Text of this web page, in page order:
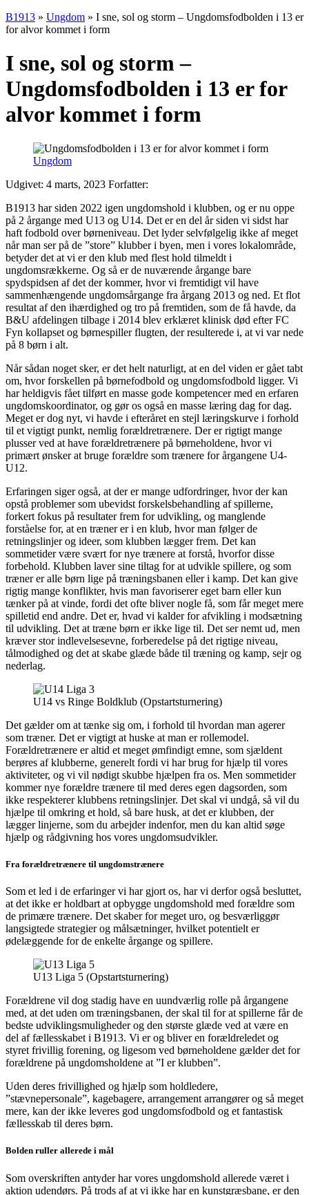
B1913 » Ungdom » I sne, sol og storm – Ungdomsfodbolden i 13 er
for alvor kommet i form
I sne, sol og storm –
Ungdomsfodbolden i 13 er for
alvor kommet i form
Ungdom
Udgivet: 4 marts, 2023 Forfatter:
B1913 har siden 2022 igen ungdomshold i klubben, og er nu oppe
på 2 årgange med U13 og U14. Det er en del år siden vi sidst har
haft fodbold over børneniveau. Det lyder selvfølgelig ikke af meget
når man ser på de ”store” klubber i byen, men i vores lokalområde,
betyder det at vi er den klub med flest hold tilmeldt i
ungdomsrækkerne. Og så er de nuværende årgange bare
spydspidsen af det der kommer, hvor vi fremtidigt vil have
sammenhængende ungdomsårgange fra årgang 2013 og ned. Et flot
resultat af den ihærdighed og tro på fremtiden, som de få havde, da
B&U afdelingen tilbage i 2014 blev erklæret klinisk død efter FC
Fyn kollapset og børnespiller flugten, der resulterede i, at vi var nede
på 8 børn i alt.
Når sådan noget sker, er det helt naturligt, at en del viden er gået tabt
om, hvor forskellen på børnefodbold og ungdomsfodbold ligger. Vi
har heldigvis fået tilført en masse gode kompetencer med en erfaren
ungdomskoordinator, og gør os også en masse læring dag for dag.
Meget er dog nyt, vi havde i efteråret en stejl læringskurve i forhold
til et vigtigt punkt, nemlig forældretrænere. Der er rigtigt mange
plusser ved at have forældretrænere på børneholdene, hvor vi
primært ønsker at bruge forældre som trænere for årgangene U4-
U12.
Erfaringen siger også, at der er mange udfordringer, hvor der kan
opstå problemer som ubevidst forskelsbehandling af spillerne,
forkert fokus på resultater frem for udvikling, og manglende
forståelse for, at en træner er i en klub, hvor man følger de
retningslinjer og ideer, som klubben lægger frem. Det kan
sommetider være svært for nye trænere at forstå, hvorfor disse
forbehold. Klubben laver sine tiltag for at udvikle spillere, og som
træner er alle børn lige på træningsbanen eller i kamp. Det kan give
rigtig mange konflikter, hvis man favoriserer eget barn eller kun
tænker på at vinde, fordi det ofte bliver nogle få, som får meget mere
spilletid end andre. Det er, hvad vi kalder for afvikling i modsætning
til udvikling. Det at træne børn er ikke lige til. Det ser nemt ud, men
kræver stor indlevelsesevne, forberedelse på det rigtige niveau,
tålmodighed og det at skabe glæde både til træning og kamp, sejr og
nederlag.
U14 vs Ringe Boldklub (Opstartsturnering)
Det gælder om at tænke sig om, i forhold til hvordan man agerer
som træner. Det er vigtigt at huske at man er rollemodel.
Forældretrænere er altid et meget ømfindigt emne, som sjældent
berøres af klubberne, generelt fordi vi har brug for hjælp til vores
aktiviteter, og vi vil nødigt skubbe hjælpen fra os. Men sommetider
kommer nye forældre trænere til med deres egen dagsorden, som
ikke respekterer klubbens retningslinjer. Det skal vi undgå, så vil du
hjælpe til omkring et hold, så bare husk, at det er klubben, der
lægger linjerne, som du arbejder indenfor, men du kan altid søge
hjælp og rådgivning hos vores ungdomsudvikler.
Fra forældretrænere til ungdomstrænere
Som et led i de erfaringer vi har gjort os, har vi derfor også besluttet,
at det ikke er holdbart at opbygge ungdomshold med forældre som
de primære trænere. Det skaber for meget uro, og besværliggør
langsigtede strategier og målsætninger, hvilket potentielt er
ødelæggende for de enkelte årgange og spillere.
U13 Liga 5 (Opstartsturnering)
Forældrene vil dog stadig have en uundværlig rolle på årgangene
med, at det uden om træningsbanen, der skal til for at spillerne får de
bedste udviklingsmuligheder og den største glæde ved at være en
del af fællesskabet i B1913. Vi er og bliver en forældreledet og
styret frivillig forening, og ligesom ved børneholdene gælder det for
forældrene på ungdomsholdene at ”I er klubben”.
Uden deres frivillighed og hjælp som holdledere,
”stævnepersonale”, kagebagere, arrangement arrangører og så meget
mere, kan der ikke leveres god ungdomsfodbold og et fantastisk
fællesskab til deres børn.
Bolden ruller allerede i mål
Som overskriften antyder har vores ungdomshold allerede været i
aktion udendørs. På trods af at vi ikke har en kunstgræsbane, er den